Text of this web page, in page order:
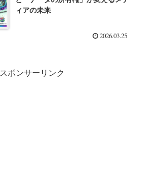
ィアの未来
2026.03.25
スポンサーリンク